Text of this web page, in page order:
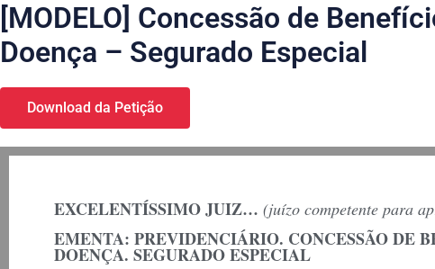
[MODELO] Concessão de
Doença – Segurado Especial
Download da Petição
EXCELENTÍSSIMO JUIZ… (juízo competente para
EMENTA: PREVIDENCIÁRIO. CONCESSÃO DE
DOENÇA. SEGURADO ESPECIAL